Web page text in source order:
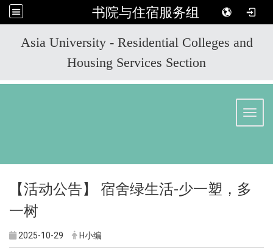
书院与住宿服务组
Asia University - Residential Colleges and
Housing Services Section
【活动公告】 宿舍绿生活-少一塑，多
一树
2025-10-29 H小编